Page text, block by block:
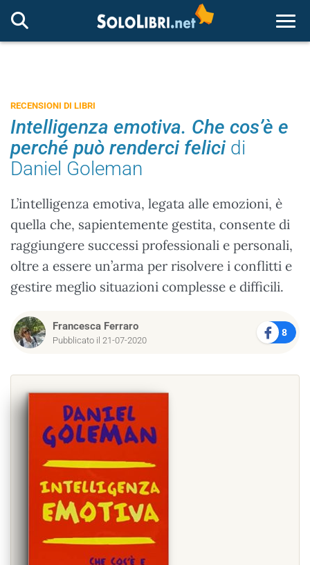
RECENSIONI DI LIBRI
Intelligenza emotiva. Che cos’è e
perché può renderci felici di
Daniel Goleman
L’intelligenza emotiva, legata alle emozioni, è
quella che, sapientemente gestita, consente di
raggiungere successi professionali e personali,
oltre a essere un’arma per risolvere i conflitti e
gestire meglio situazioni complesse e difficili.
Francesca Ferraro
Pubblicato il 21-07-2020
8